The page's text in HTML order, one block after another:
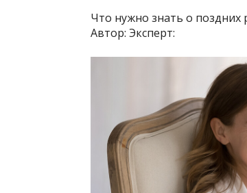
Что нужно знать о поздних
Автор: Эксперт: